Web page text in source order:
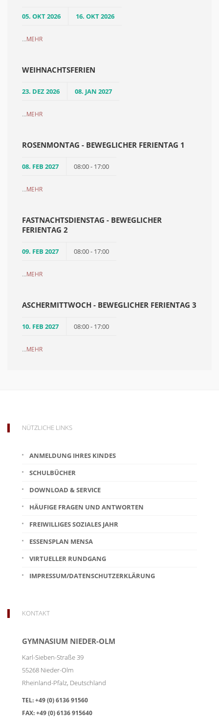
05. OKT 2026 16. OKT 2026
...MEHR
WEIHNACHTSFERIEN
23. DEZ 2026 08. JAN 2027
...MEHR
ROSENMONTAG - BEWEGLICHER FERIENTAG 1
08. FEB 2027 08:00 - 17:00
...MEHR
FASTNACHTSDIENSTAG - BEWEGLICHER
FERIENTAG 2
09. FEB 2027 08:00 - 17:00
...MEHR
ASCHERMITTWOCH - BEWEGLICHER FERIENTAG 3
10. FEB 2027 08:00 - 17:00
...MEHR
NÜTZLICHE LINKS
ANMELDUNG IHRES KINDES
SCHULBÜCHER
DOWNLOAD & SERVICE
HÄUFIGE FRAGEN UND ANTWORTEN
FREIWILLIGES SOZIALES JAHR
ESSENSPLAN MENSA
VIRTUELLER RUNDGANG
IMPRESSUM/DATENSCHUTZERKLÄRUNG
KONTAKT
GYMNASIUM NIEDER-OLM
Karl-Sieben-Straße 39
55268 Nieder-Olm
Rheinland-Pfalz, Deutschland
TEL:+49 (0) 6136 91560
FAX:+49 (0) 6136 915640